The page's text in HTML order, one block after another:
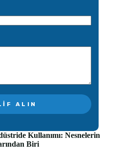
ALIN
Kullanımı: Nesnelerin
Biri